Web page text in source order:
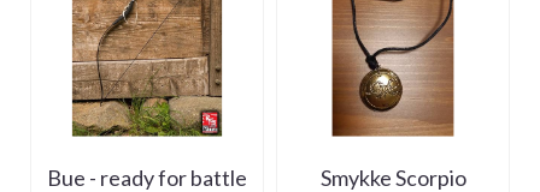
Bue - ready for battle
Smykke Scorpio